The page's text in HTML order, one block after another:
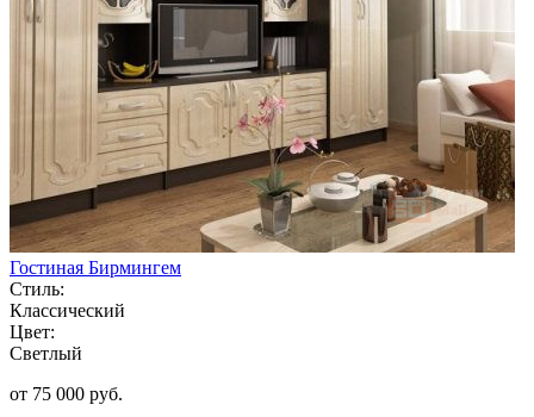
Гостиная Бирмингем
Стиль:
Классический
Цвет:
Светлый
от 75 000 руб.